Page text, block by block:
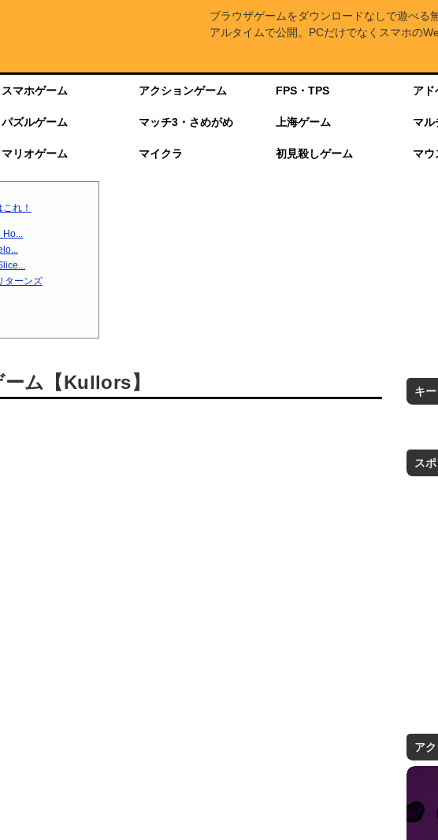
ブラウザゲームをダウンロードなしで遊べる
アルタイムで公開。PCだけでなくスマホの
スマホゲーム アクションゲーム FPS・TPS アド
パズルゲーム マッチ3・さめがめ 上海ゲーム マル
マリオゲーム マイクラ 初見殺しゲーム マウ
れ！
Ho...
ターンズ
ム【Kullors】 キ
ス
ア